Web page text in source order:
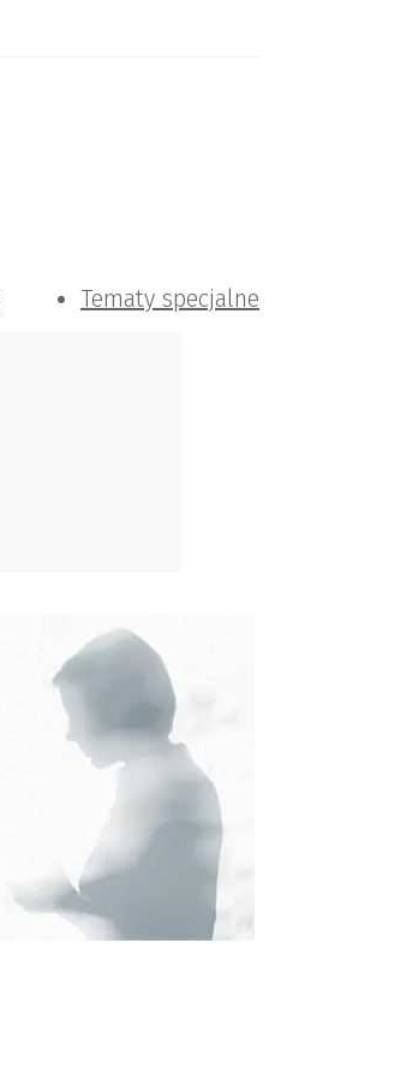
Tematy specjalne